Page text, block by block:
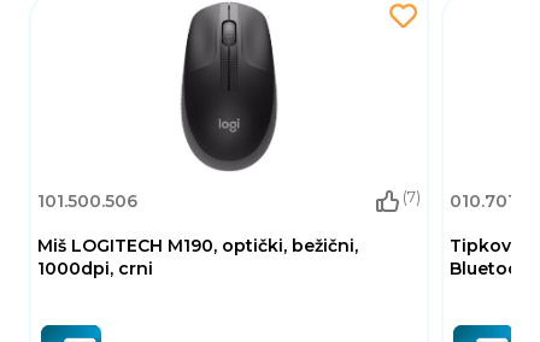
101.500.506 (7)
Miš LOGITECH M190, optički, bežični,
1000dpi, crni